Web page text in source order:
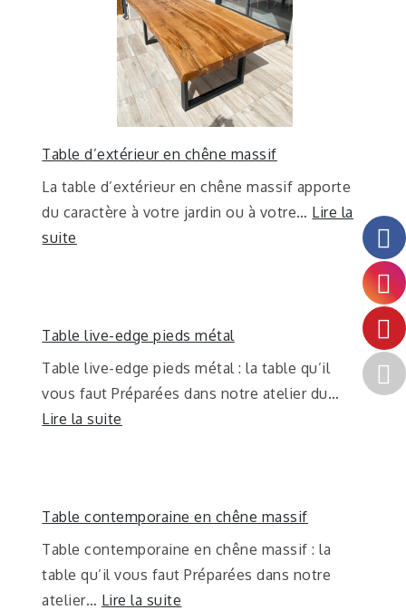
Table d’extérieur en chêne massif
La table d’extérieur en chêne massif apporte
du caractère à votre jardin ou à votre… Lire la
suite
Table live-edge pieds métal
Table live-edge pieds métal : la table qu’il
vous faut Préparées dans notre atelier du…
Lire la suite
Table contemporaine en chêne massif
Table contemporaine en chêne massif : la
table qu’il vous faut Préparées dans notre
atelier… Lire la suite